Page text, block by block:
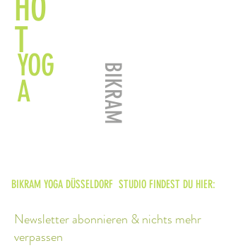
HO
T
YOG
A BIKRAM
BIKRAM YOGA DÜSSELDORF STUDIO FINDEST DU HIER:
Newsletter abonnieren & nichts mehr
verpassen